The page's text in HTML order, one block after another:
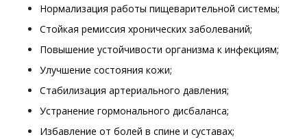
Нормализация работы пищеварительной системы;
Стойкая ремиссия хронических заболеваний;
Повышение устойчивости организма к инфекциям;
Улучшение состояния кожи;
Стабилизация артериального давления;
Устранение гормонального дисбаланса;
Избавление от болей в спине и суставах;